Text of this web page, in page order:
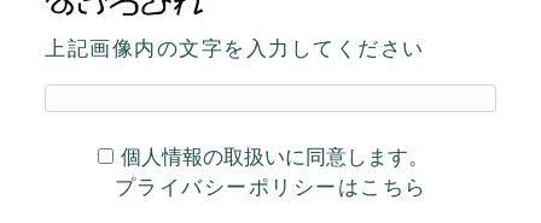
上記画像内の文字を入力してください
個人情報の取扱いに同意します。
プライバシーポリシーは こちら